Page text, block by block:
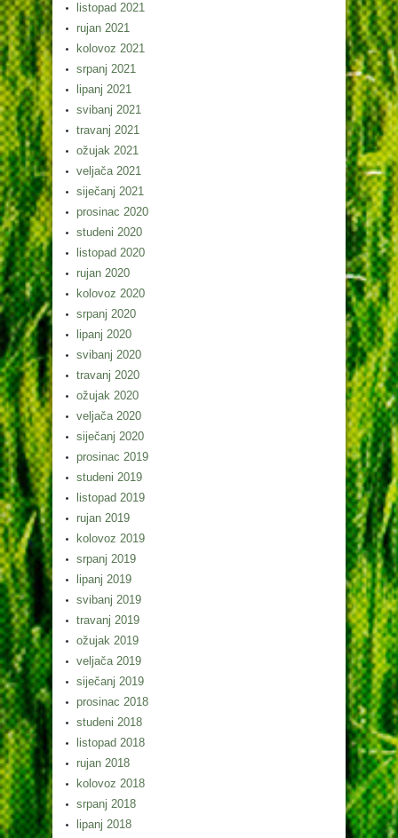
listopad 2021
rujan 2021
kolovoz 2021
srpanj 2021
lipanj 2021
svibanj 2021
travanj 2021
ožujak 2021
veljača 2021
siječanj 2021
prosinac 2020
studeni 2020
listopad 2020
rujan 2020
kolovoz 2020
srpanj 2020
lipanj 2020
svibanj 2020
travanj 2020
ožujak 2020
veljača 2020
siječanj 2020
prosinac 2019
studeni 2019
listopad 2019
rujan 2019
kolovoz 2019
srpanj 2019
lipanj 2019
svibanj 2019
travanj 2019
ožujak 2019
veljača 2019
siječanj 2019
prosinac 2018
studeni 2018
listopad 2018
rujan 2018
kolovoz 2018
srpanj 2018
lipanj 2018